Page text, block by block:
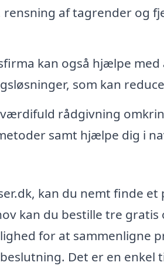
af tagrender og
kan også hjælpe
som kan
værdifuld rådgivning
samt hjælpe dig i
kan du nemt finde et
kan du bestille tre
for at sammenligne
Det er en enkel